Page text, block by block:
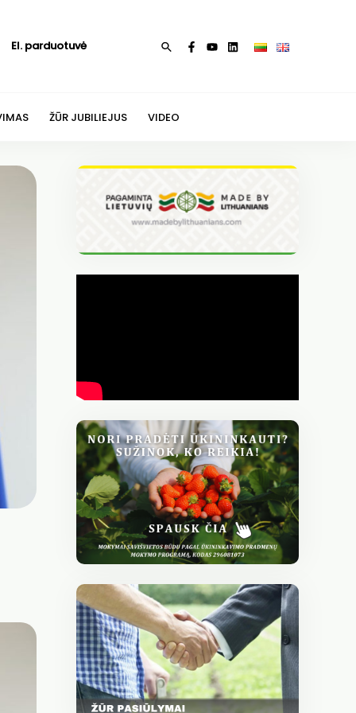
El. parduotuvė Paieška
ŽŪR JUBILIEJUS VIDEO